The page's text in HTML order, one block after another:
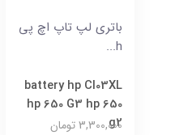
باتری لپ تاپ اچ پی
h...
battery hp CI03XL
hp 650 G3 hp 650
g2
3,300,000 تومان